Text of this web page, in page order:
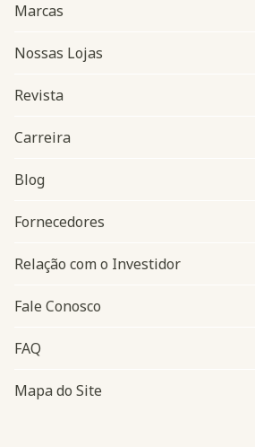
Navegação do rodapé
Marcas
Nossas Lojas
Revista
Carreira
Blog
Fornecedores
Relação com o Investidor
Fale Conosco
FAQ
Mapa do Site